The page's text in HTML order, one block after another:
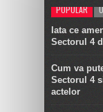
POPULAR
Iata ce
Sectorul 4
Cum va
Sectorul 4
actelor